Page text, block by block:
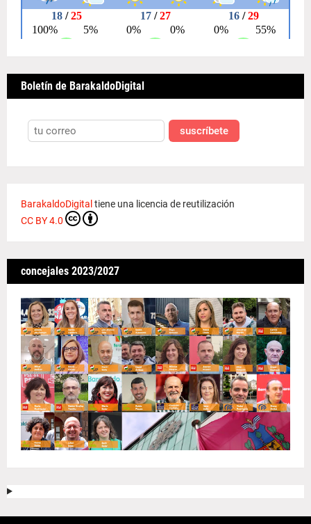
Boletín de BarakaldoDigital
suscríbete
BarakaldoDigital tiene una licencia de reutilización
CC BY 4.0
concejales 2023/2027